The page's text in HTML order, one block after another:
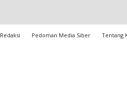
Redaksi Pedoman Media Siber Tentang